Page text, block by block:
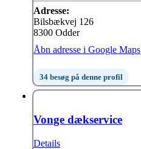
Adresse:
Bilsbækvej 126
8300 Odder
Åbn adresse i Google Maps
34 besøg på denne profil
Vonge dækservice
Details